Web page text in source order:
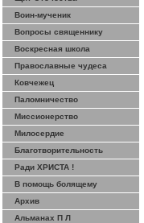
Воин-мученик
Вопросы священнику
Воскресная школа
Православные чудеса
Ковчежец
Паломничество
Миссионерство
Милосердие
Благотворительность
Ради ХРИСТА !
В помощь болящему
Архив
Альманах П Л